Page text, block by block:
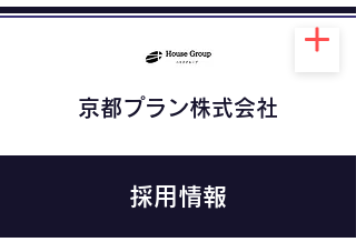
京都プラン株式会社
採用情報